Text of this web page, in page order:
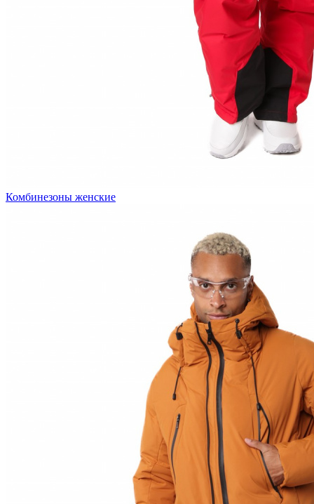
Комбинезоны женские